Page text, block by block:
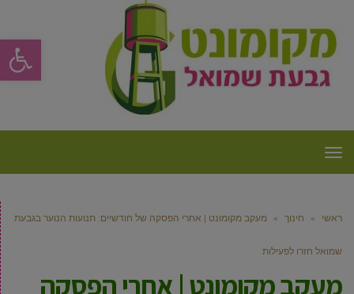
פתח
תפריט
ראשי » חינוך » מעקב מקומונט | אחרי הפסקה של חודשיים: תנועות הנוער בגבעת
שמואל חזרו לפעילות
מעקב מקומונט | אחרי הפסקה